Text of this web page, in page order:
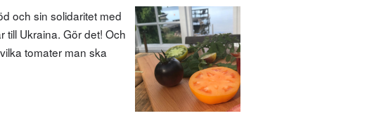
och sin solidaritet med
till Ukraina. Gör det! Och
tomater man ska